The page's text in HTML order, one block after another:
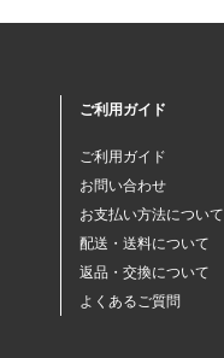
ご利用ガイド
ご利用ガイド
お問い合わせ
お支払い方法について
配送・送料について
返品・交換について
よくあるご質問